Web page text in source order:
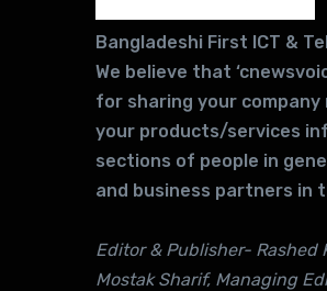
Bangladeshi First ICT &
We believe that
for sharing your company
your products/services
sections of people in
and business partners in
Editor & Publisher- Rashed
Mostak Sharif, Managing